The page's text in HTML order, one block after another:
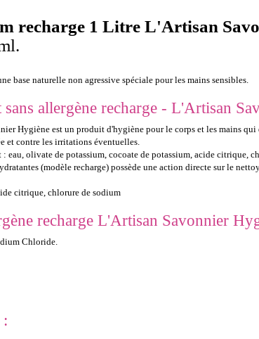
recharge 1 Litre L'Artisan
base naturelle non agressive spéciale pour les mains sensibles.
allergène recharge - L'Artisan
Hygiène est un produit d'hygiène pour le corps et les mains
et contre les irritations éventuelles.
olivate de potassium, cocoate de potassium, acide citrique,
(modèle recharge) possède une action directe sur le
citrique, chlorure de sodium
recharge L'Artisan Savonnier
Chloride.